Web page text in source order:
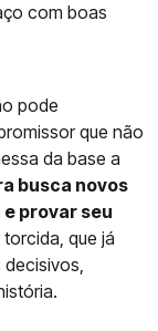
com boas
pode
que não
da base a
busca novos
provar seu
torcida, que já